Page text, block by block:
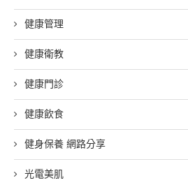
健康管理
健康衛教
健康門診
健康飲食
健身保養 網路分享
光電美肌